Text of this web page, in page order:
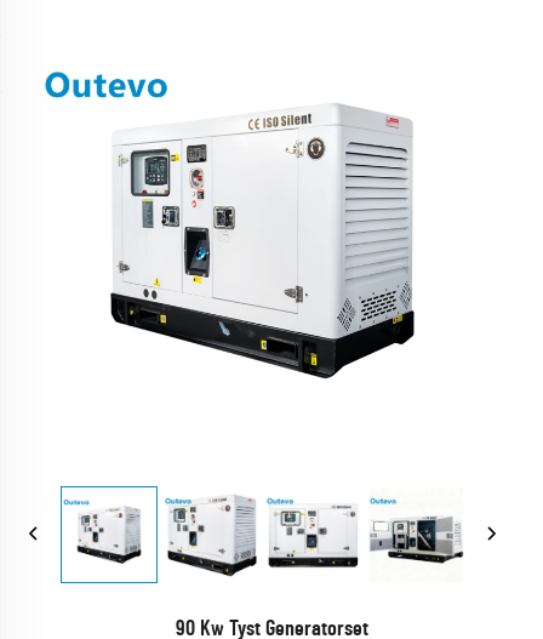
90 Kw Tyst Generatorset